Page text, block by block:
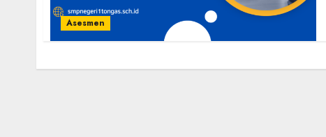
Asesmen